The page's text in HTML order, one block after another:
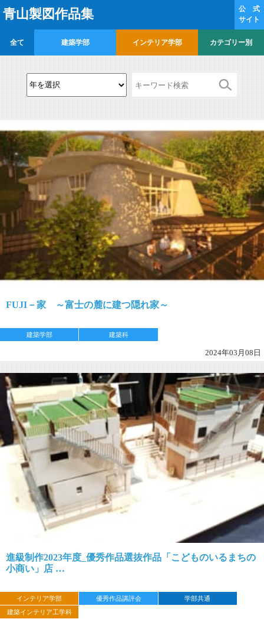
青山製図作品集
公 式
サイト
全て 建築学部 インテリア学部 カテゴリー別
FUJI－家 ～富士の麓に建つ隠れ家～
建築学部 建築科
2024年03月08日
進級制作2023年度_優秀作品選抜作品「こどものいるまちの
小商い」店 …
インテリア学部 優秀作品講評会
学部共通
建築インテリア工学科